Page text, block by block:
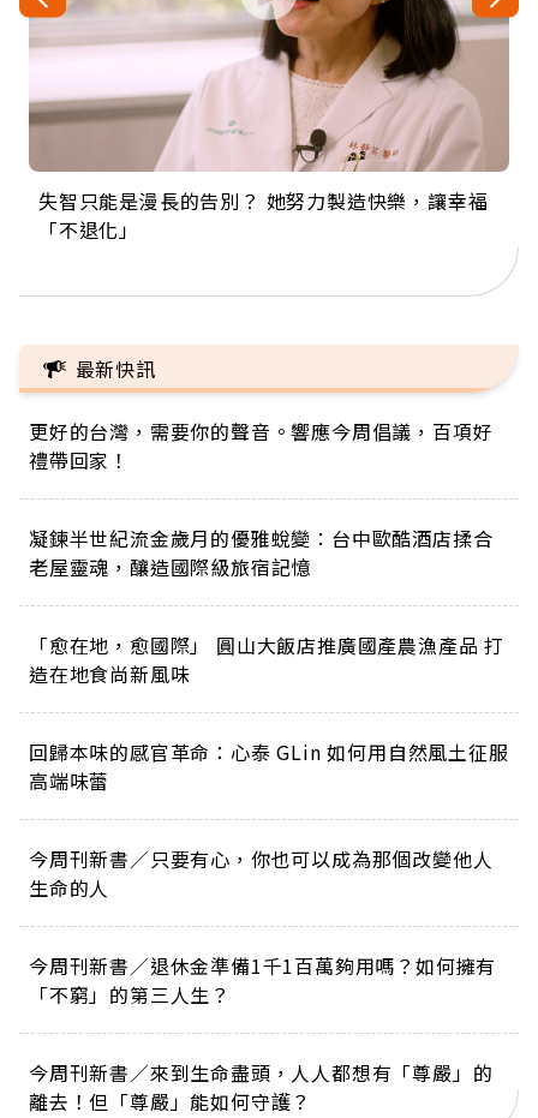
失智只能是漫長的告別？ 她努力製造快樂，讓幸福
「不退化」
來自剛果的巧克力神父 為台灣奉獻36年 「台灣是我
的家，我連作夢都講台語！」
63歲卸矽谷副總、搬回台灣找快樂！「蛋黃哥小
丑」走進安養院，逗樂上萬爺奶：退休後才開始真
104歲打破金氏世界紀錄 成為全球最年長羽球選
手，分享長壽的秘密原來是「這個」
事業巔峰他選擇追夢…黑手阿伯拉小提琴還登上小
巨蛋！連CNN都大讚！
最新快訊
更好的台灣，需要你的聲音。響應今周倡議，百項好
禮帶回家！
凝鍊半世紀流金歲月的優雅蛻變：台中歐酷酒店揉合
老屋靈魂，釀造國際級旅宿記憶
「愈在地，愈國際」 圓山大飯店推廣國產農漁產品 打
造在地食尚新風味
回歸本味的感官革命：心泰 GLin 如何用自然風土征服
高端味蕾
今周刊新書／只要有心，你也可以成為那個改變他人
生命的人
今周刊新書／退休金準備1千1百萬夠用嗎？如何擁有
「不窮」的第三人生？
今周刊新書／來到生命盡頭，人人都想有「尊嚴」的
離去！但「尊嚴」能如何守護？